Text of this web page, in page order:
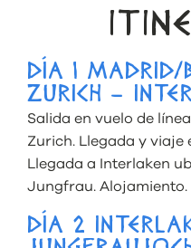
DÍA 1 MADRID/
ZURICH –
Salida en vuelo de
Zurich. Llegada y viaje
Llegada a Interlaken
Jungfrau. Alojamiento.
DÍA 2